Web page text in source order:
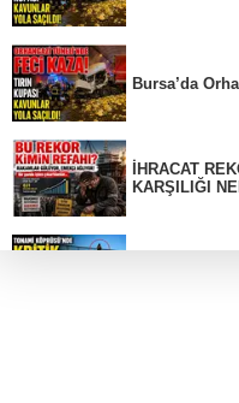
Bursa’da
İHRACAT
KARŞILIĞI